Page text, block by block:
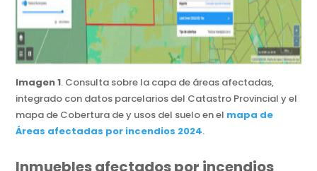
Imagen 1. Consulta sobre la capa de áreas afectadas,
integrado con datos parcelarios del Catastro Provincial y el
mapa de Cobertura de y usos del suelo en el mapa de
Áreas afectadas por incendios 2024.
Inmuebles afectados por incendios